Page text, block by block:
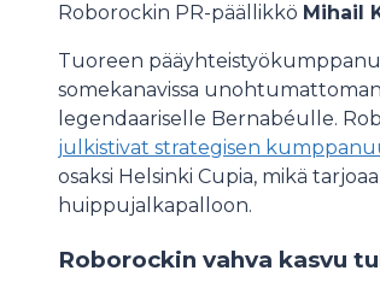
Roborockin PR-päällikkö Mihail
Tuoreen
somekanavissa
legendaariselle Bernabéulle.
julkistivat strategisen
osaksi Helsinki Cupia, mikä
huippujalkapalloon.
Roborockin vahva kasvu